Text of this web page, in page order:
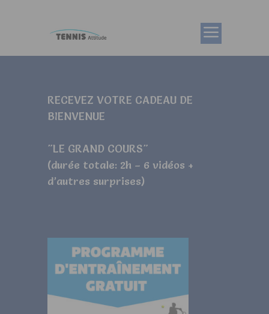
RECEVEZ VOTRE CADEAU DE
BIENVENUE
"LE GRAND COURS"
(durée totale: 2h – 6 vidéos +
d’autres surprises)